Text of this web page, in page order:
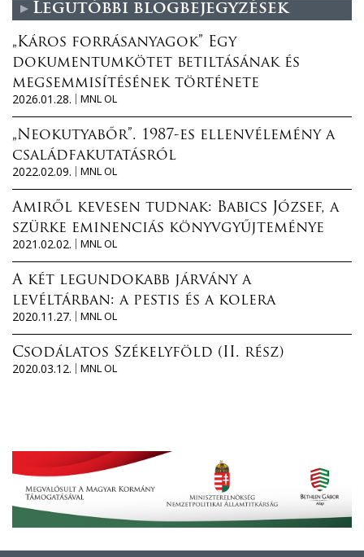
Legutóbbi blogbejegyzések
„Káros forrásanyagok” Egy
dokumentumkötet betiltásának és
megsemmisítésének története
2026.01.28.
MNL OL
„Neokutyabőr”. 1987-es ellenvélemény a
családfakutatásról
2022.02.09.
MNL OL
Amiről kevesen tudnak: Babics József, a
szürke eminenciás könyvgyűjteménye
2021.02.02.
MNL OL
A két legundokabb járvány a
levéltárban: a pestis és a kolera
2020.11.27.
MNL OL
Csodálatos Székelyföld (II. rész)
2020.03.12.
MNL OL